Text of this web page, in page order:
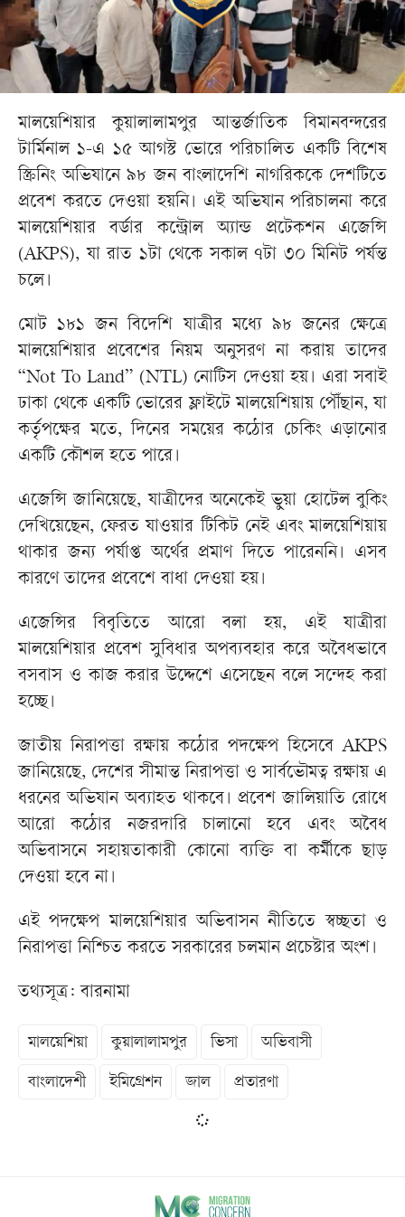
মালয়েশিয়ার কুয়ালালামপুর আন্তর্জাতিক বিমানবন্দরের
টার্মিনাল ১-এ ১৫ আগস্ট ভোরে পরিচালিত একটি বিশেষ
স্ক্রিনিং অভিযানে ৯৮ জন বাংলাদেশি নাগরিককে দেশটিতে
প্রবেশ করতে দেওয়া হয়নি। এই অভিযান পরিচালনা করে
মালয়েশিয়ার বর্ডার কন্ট্রোল অ্যান্ড প্রটেকশন এজেন্সি
(AKPS), যা রাত ১টা থেকে সকাল ৭টা ৩০ মিনিট পর্যন্ত
চলে।
মোট ১৮১ জন বিদেশি যাত্রীর মধ্যে ৯৮ জনের ক্ষেত্রে
মালয়েশিয়ার প্রবেশের নিয়ম অনুসরণ না করায় তাদের
“Not To Land” (NTL) নোটিস দেওয়া হয়। এরা সবাই
ঢাকা থেকে একটি ভোরের ফ্লাইটে মালয়েশিয়ায় পৌঁছান, যা
কর্তৃপক্ষের মতে, দিনের সময়ের কঠোর চেকিং এড়ানোর
একটি কৌশল হতে পারে।
এজেন্সি জানিয়েছে, যাত্রীদের অনেকেই ভুয়া হোটেল বুকিং
দেখিয়েছেন, ফেরত যাওয়ার টিকিট নেই এবং মালয়েশিয়ায়
থাকার জন্য পর্যাপ্ত অর্থের প্রমাণ দিতে পারেননি। এসব
কারণে তাদের প্রবেশে বাধা দেওয়া হয়।
এজেন্সির বিবৃতিতে আরো বলা হয়, এই যাত্রীরা
মালয়েশিয়ার প্রবেশ সুবিধার অপব্যবহার করে অবৈধভাবে
বসবাস ও কাজ করার উদ্দেশে এসেছেন বলে সন্দেহ করা
হচ্ছে।
জাতীয় নিরাপত্তা রক্ষায় কঠোর পদক্ষেপ হিসেবে AKPS
জানিয়েছে, দেশের সীমান্ত নিরাপত্তা ও সার্বভৌমত্ব রক্ষায় এ
ধরনের অভিযান অব্যাহত থাকবে। প্রবেশ জালিয়াতি রোধে
আরো কঠোর নজরদারি চালানো হবে এবং অবৈধ
অভিবাসনে সহায়তাকারী কোনো ব্যক্তি বা কর্মীকে ছাড়
দেওয়া হবে না।
এই পদক্ষেপ মালয়েশিয়ার অভিবাসন নীতিতে স্বচ্ছতা ও
নিরাপত্তা নিশ্চিত করতে সরকারের চলমান প্রচেষ্টার অংশ।
তথ্যসূত্র: বারনামা
মালয়েশিয়া কুয়ালালামপুর ভিসা অভিবাসী
বাংলাদেশী ইমিগ্রেশন জাল প্রতারণা